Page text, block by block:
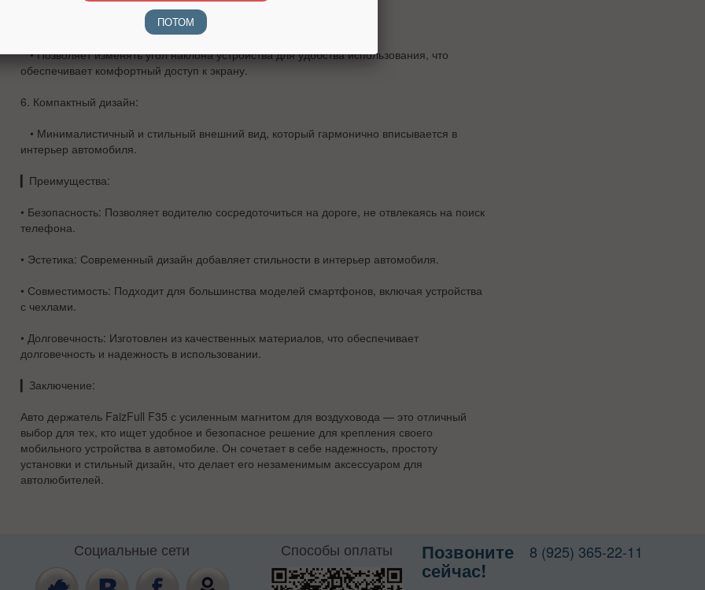
Регулируемый угол обзора:
• Позволяет изменять угол наклона устройства для удобства использования, что
обеспечивает комфортный доступ к экрану.
6. Компактный дизайн:
• Минималистичный и стильный внешний вид, который гармонично вписывается в
интерьер автомобиля.
Преимущества:
• Безопасность: Позволяет водителю сосредоточиться на дороге, не отвлекаясь на поиск
телефона.
• Эстетика: Современный дизайн добавляет стильности в интерьер автомобиля.
• Совместимость: Подходит для большинства моделей смартфонов, включая устройства
с чехлами.
• Долговечность: Изготовлен из качественных материалов, что обеспечивает
долговечность и надежность в использовании.
Заключение:
Авто держатель FaizFull F35 с усиленным магнитом для воздуховода — это отличный
выбор для тех, кто ищет удобное и безопасное решение для крепления своего
мобильного устройства в автомобиле. Он сочетает в себе надежность, простоту
установки и стильный дизайн, что делает его незаменимым аксессуаром для
автолюбителей.
Социальные сети Способы оплаты Позвоните
сейчас!
8 (925) 365-22-11
ПОТОМ